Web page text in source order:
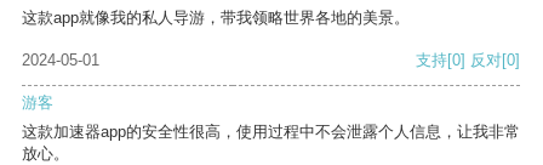
这款app就像我的私人导游，带我领略世界各地的美景。
2024-05-01 支持[0] 反对[0]
游客
这款加速器app的安全性很高，使用过程中不会泄露个人信息，让我非常
放心。